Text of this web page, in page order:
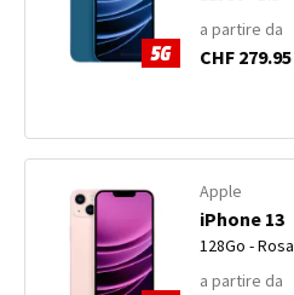
a partire da
CHF 279.95
Apple
iPhone 13
128Go - Rosa
a partire da